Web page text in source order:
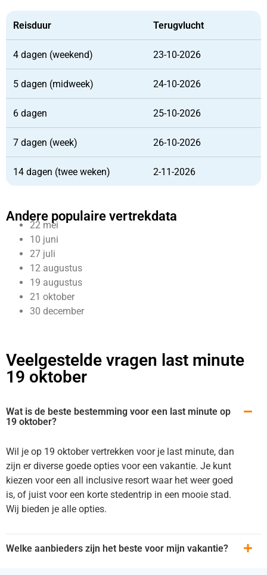
Reisduur Terugvlucht
4 dagen (weekend) 23-10-2026
5 dagen (midweek) 24-10-2026
6 dagen 25-10-2026
7 dagen (week) 26-10-2026
14 dagen (twee weken) 2-11-2026
Andere populaire vertrekdata
22 mei
10 juni
27 juli
12 augustus
19 augustus
21 oktober
30 december
Veelgestelde vragen last minute
19 oktober
Wat is de beste bestemming voor een last minute op
19 oktober?
Wil je op 19 oktober vertrekken voor je last minute, dan
zijn er diverse goede opties voor een vakantie. Je kunt
kiezen voor een all inclusive resort waar het weer goed
is, of juist voor een korte stedentrip in een mooie stad.
Wij bieden je alle opties.
Welke aanbieders zijn het beste voor mijn vakantie?